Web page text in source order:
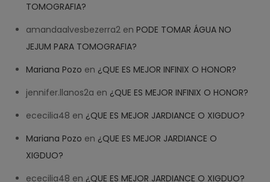
TOMOGRAFIA?
amandaalvesbezerra2 enPODE TOMAR ÁGUA NO
JEJUM PARA TOMOGRAFIA?
Mariana Pozo en ¿QUE ES MEJOR INFINIX O HONOR?
jennifer.llanos2a en ¿QUE ES MEJOR INFINIX O HONOR?
ececilia48 en ¿QUE ES MEJOR JARDIANCE O XIGDUO?
Mariana Pozo en ¿QUE ES MEJOR JARDIANCE O
XIGDUO?
ececilia48 en ¿QUE ES MEJOR JARDIANCE O XIGDUO?